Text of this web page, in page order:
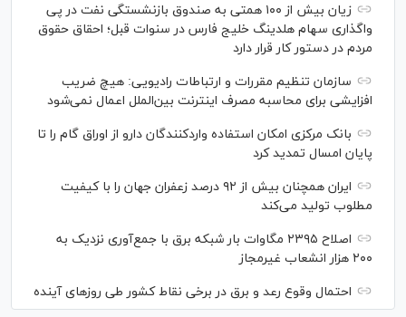
زیان بیش از ۱۰۰ همتی به صندوق بازنشستگی نفت در پی
واگذاری سهام هلدینگ خلیج فارس در سنوات قبل؛ احقاق حقوق
مردم در دستور کار قرار دارد
سازمان تنظیم مقررات و ارتباطات رادیویی: هیچ ضریب
افزایشی برای محاسبه مصرف اینترنت بین‌الملل اعمال نمی‌شود
بانک مرکزی امکان استفاده واردکنندگان دارو از اوراق گام را تا
پایان امسال تمدید کرد
ایران همچنان بیش از ۹۲ درصد زعفران جهان را با کیفیت
مطلوب تولید می‌کند
اصلاح ۲۳۹۵ مگاوات بار شبکه برق با جمع‌آوری نزدیک به
۲۰۰ هزار انشعاب غیرمجاز
احتمال وقوع رعد و برق در برخی نقاط کشور طی روز‌های آینده